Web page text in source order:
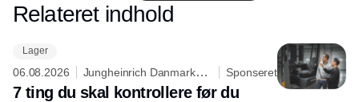
Annonce
Relateret indhold
Lager
06.08.2026
Jungheinrich Danmark
A/S
Sponseret
7 ting du skal kontrollere før du